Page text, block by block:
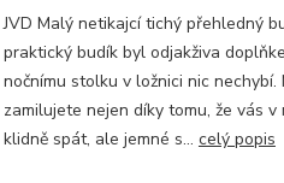
JVD Malý netikajcí tichý přehledný
praktický budík byl odjakživa
nočnímu stolku v ložnici nic nechybí.
zamilujete nejen díky tomu, že vás
klidně spát, ale jemné s... celý popis